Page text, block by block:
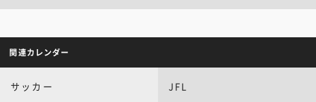
関連カレンダー
サッカー JFL